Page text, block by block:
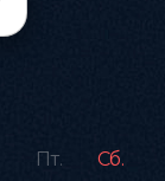
Пт. Сб.